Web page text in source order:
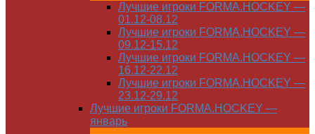
Лучшие игроки FORMA.HOCKEY —
01.12-08.12
Лучшие игроки FORMA.HOCKEY —
09.12-15.12
Лучшие игроки FORMA.HOCKEY —
16.12-22.12
Лучшие игроки FORMA.HOCKEY —
23.12-29.12
Лучшие игроки FORMA.HOCKEY —
январь